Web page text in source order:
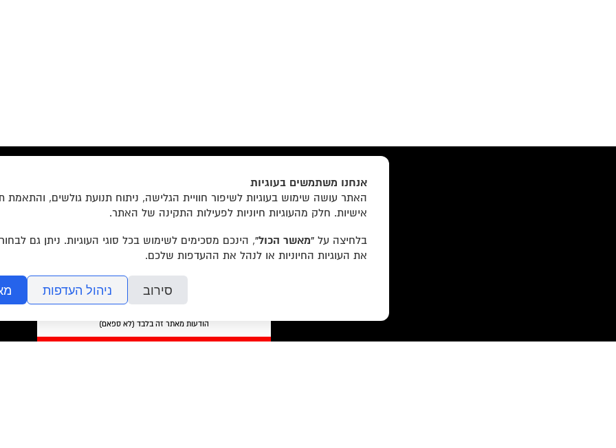
הודעות מאתר זה בלבד (לא ספאם)
אנחנו משתמשים בעוגיות
האתר עושה שימוש בעוגיות לשיפור חוויית הגלישה, ניתוח תנועת גולשים, והתאמת
אישיות. חלק מהעוגיות חיוניות לפעילות התקינה של האתר.
בלחיצה על “מאשר הכול”, הינכם מסכימים לשימוש בכל סוגי העוגיות. ניתן גם
את העוגיות החיוניות או לנהל את ההעדפות שלכם.
סירוב ניהול העדפות